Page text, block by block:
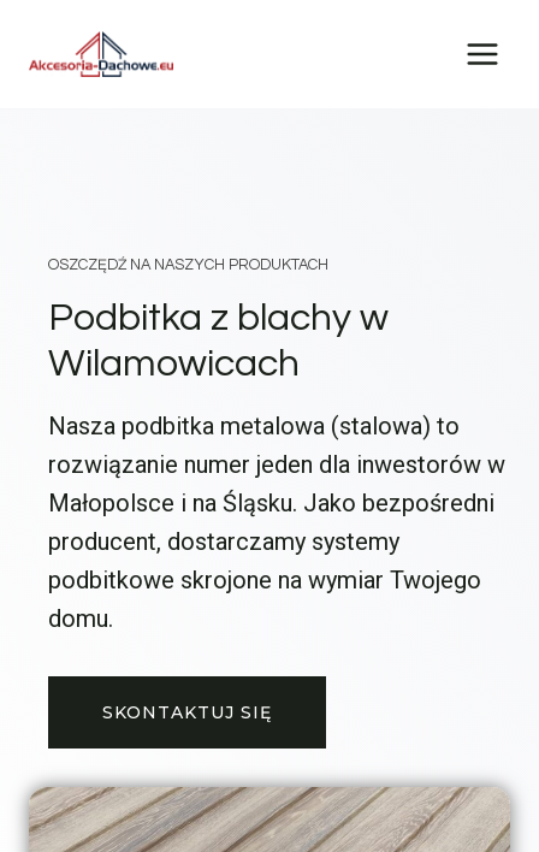
OSZCZĘDŹ NA NASZYCH PRODUKTACH
Podbitka z blachy w
Wilamowicach
Nasza podbitka metalowa (stalowa) to
rozwiązanie numer jeden dla inwestorów w
Małopolsce i na Śląsku. Jako bezpośredni
producent, dostarczamy systemy
podbitkowe skrojone na wymiar Twojego
domu.
SKONTAKTUJ SIĘ